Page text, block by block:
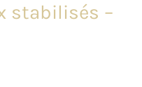
stabilisés –